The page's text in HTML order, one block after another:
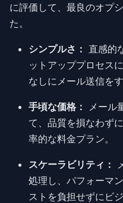
に評価して、最良のオプ
た。
シンプルさ： 直感的
ットアッププロセス
なしにメール送信を
手頃な価格：
メール
て、品質を損なわず
率的な料金プラン。
スケーラビリティ：
処理し、パフォーマ
ストを負担せずにビ